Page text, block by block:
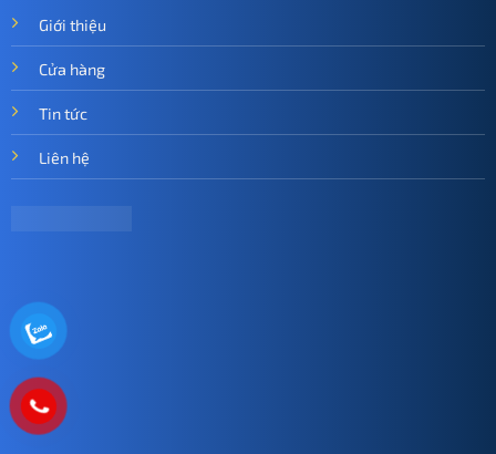
Giới thiệu
Cửa hàng
Tin tức
Liên hệ